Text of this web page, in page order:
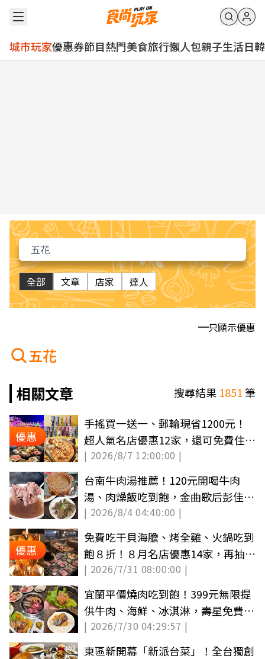
城市玩家優惠券節目熱門美食旅行懶人包親子生活日韓
全部 文章 店家 達人
只顯示優惠
五花
相關文章
搜尋結果 1851筆
優惠
手搖買一送一、郵輪現省1200元！
超人氣名店優惠12家，還可免費住童
話城堡旅宿
| 2026/8/7 12:00:00 |
台南牛肉湯推薦！120元開喝牛肉
湯、肉燥飯吃到飽，金曲歌后彭佳慧
也來朝聖
| 2026/8/4 04:40:00 |
優惠
免費吃干貝海膽、烤全雞、火鍋吃到
飽８折！８月名店優惠14家，再抽古
堡旅宿
| 2026/7/31 08:00:00 |
宜蘭平價燒肉吃到飽！399元無限提
供牛肉、海鮮、冰淇淋，壽星免費吃
牛舌
| 2026/7/30 04:29:57 |
東區新開幕「新派台菜」！全台獨創